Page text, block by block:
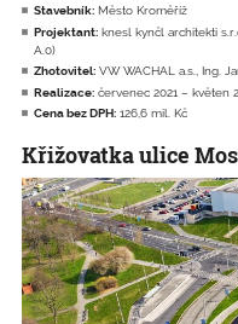
Stavebník: Město Kroměříž
Projektant: knesl kynčl architekti
A.0)
Zhotovitel: VW WACHAL a.s., Ing.
Realizace: červenec 2021 – květen
Cena bez DPH: 126,6 mil. Kč
Křižovatka ulice